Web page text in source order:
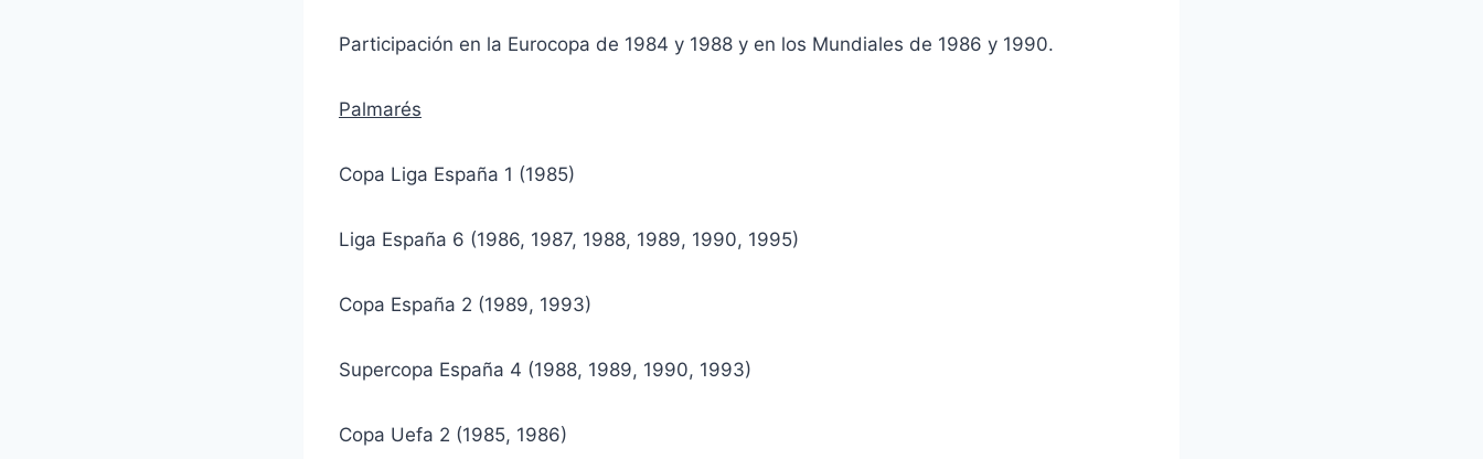
Participación en la Eurocopa de 1984 y 1988 y en los Mundiales de 1986 y 1990.
Palmarés
Copa Liga España 1 (1985)
Liga España 6 (1986, 1987, 1988, 1989, 1990, 1995)
Copa España 2 (1989, 1993)
Supercopa España 4 (1988, 1989, 1990, 1993)
Copa Uefa 2 (1985, 1986)